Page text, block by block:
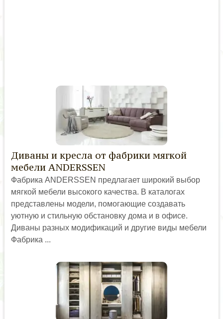
Диваны и кресла от фабрики мягкой
мебели ANDERSSEN
Фабрика ANDERSSEN предлагает широкий выбор
мягкой мебели высокого качества. В каталогах
представлены модели, помогающие создавать
уютную и стильную обстановку дома и в офисе.
Диваны разных модификаций и другие виды мебели
Фабрика ...